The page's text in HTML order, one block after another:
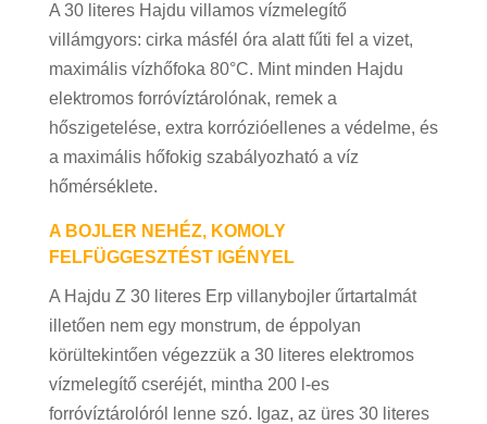
A 30 literes Hajdu villamos vízmelegítő
villámgyors: cirka másfél óra alatt fűti fel a vizet,
maximális vízhőfoka 80°C. Mint minden Hajdu
elektromos forróvíztárolónak, remek a
hőszigetelése, extra korrózióellenes a védelme, és
a maximális hőfokig szabályozható a víz
hőmérséklete.
A BOJLER NEHÉZ, KOMOLY
FELFÜGGESZTÉST IGÉNYEL
A Hajdu Z 30 literes Erp villanybojler űrtartalmát
illetően nem egy monstrum, de éppolyan
körültekintően végezzük a 30 literes elektromos
vízmelegítő cseréjét, mintha 200 l-es
forróvíztárolóról lenne szó. Igaz, az üres 30 literes